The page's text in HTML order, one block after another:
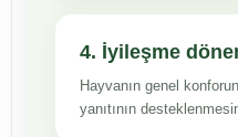
4. İyileşme
Hayvanın genel
yanıtının